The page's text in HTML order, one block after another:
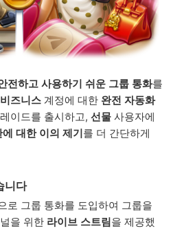
전하고 사용하기 쉬운 그룹 통화를
즈니스 계정에 대한 완전 자동화
이드를 출시하고, 선물 사용자에
대한 이의 제기를 더 간단하게
니다
로 그룹 통화를 도입하여 그룹을
을 위한 라이브 스트림을 제공했